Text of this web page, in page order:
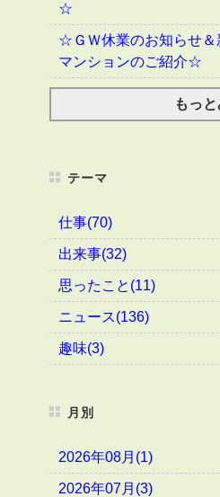
☆
☆ＧＷ休業のお知らせ＆
マンションのご紹介☆
もっ
テーマ
仕事(70)
出来事(32)
思ったこと(11)
ニュース(136)
趣味(3)
月別
2026年08月(1)
2026年07月(3)